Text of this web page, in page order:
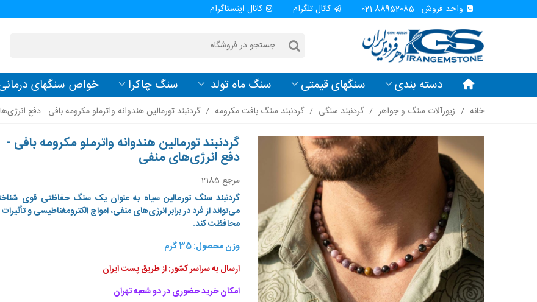
واحد فروش - 88952085-021 کانال تلگرام کانال اینستاگرام
دسته بندی سنگهای قیمتی سنگ ماه تولد سنگ چاکرا خواص سنگهای
خانه / زیورآلات سنگ و جواهر / گردنبند سنگی / گردنبند سنگ بافت مکرومه / گردنبند تورمالین هندوانه واترملو مکرومه بافی - دفع
گردنبند تورمالین هندوانه واترملو مکرومه بافی -
دفع انرژی‌های منفی
مرجع:2185
گردنبند سنگ تورمالین سیاه به عنوان یک سنگ حفاظتی قوی
می‌تواند از فرد در برابر انرژی‌های منفی، امواج الکترومغناطیسی و
محافظت کند.
وزن محصول: 35 گرم
ارسال به سراسر کشور: از طریق پست ایران
امکان خرید حضوری در دو شعبه تهران